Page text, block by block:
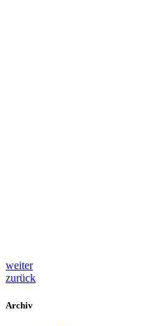
weiter
zurück
Archiv